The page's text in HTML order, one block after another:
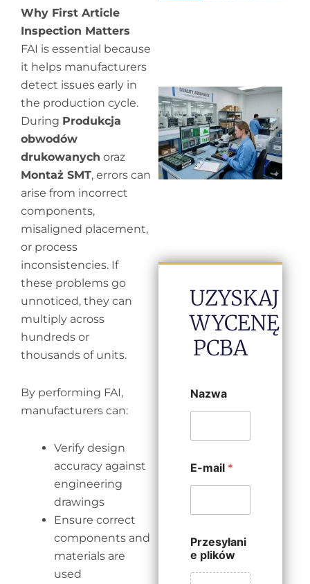
Why First Article
Inspection Matters
FAI is essential because
it helps manufacturers
detect issues early in
the production cycle.
During Produkcja
obwodów
drukowanych oraz
Montaż SMT, errors can
arise from incorrect
components,
misaligned placement,
or process
inconsistencies. If
these problems go
unnoticed, they can
multiply across
hundreds or
thousands of units.
By performing FAI,
manufacturers can:
Verify design
accuracy against
engineering
drawings
Ensure correct
components and
materials are
used
UZYSKAJ
WYCENĘ
PCBA
Nazwa
E-mail *
Przesyłani
e plików